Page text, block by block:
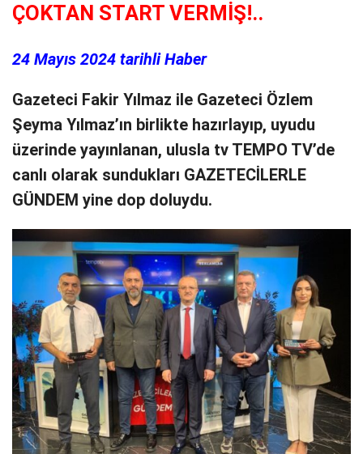
ÇOKTAN START VERMİŞ!..
24 Mayıs 2024 tarihli Haber
Gazeteci Fakir Yılmaz ile Gazeteci Özlem
Şeyma Yılmaz’ın birlikte hazırlayıp, uyudu
üzerinde yayınlanan, ulusla tv TEMPO TV’de
canlı olarak sundukları GAZETECİLERLE
GÜNDEM yine dop doluydu.